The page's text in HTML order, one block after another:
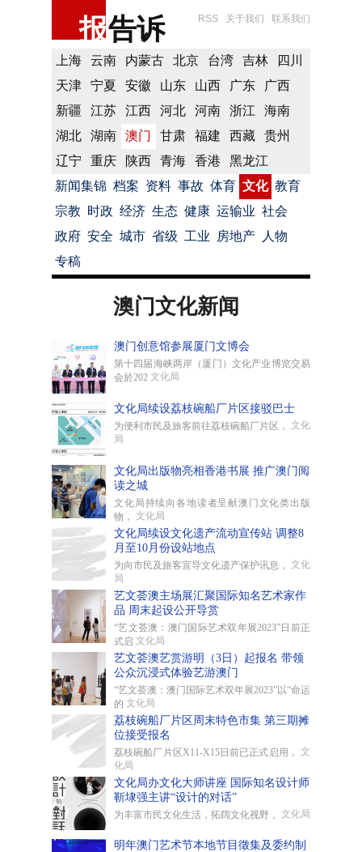
报告诉 RSS 关于我们 联系我们
上海 云南 内蒙古 北京 台湾 吉林
四川
天津
宁夏 安徽 山东 山西 广东
广西
新疆
江苏 江西 河北 河南 浙江
海南
湖北
湖南 澳门 甘肃 福建 西藏
贵州
辽宁
重庆 陕西 青海 香港
黑龙江
新闻集锦 档案 资料 事故 体育 文化 教育
宗教 时政 经济 生态 健康 运输业 社会
政府 安全 城市 省级 工业 房地产
人物
专稿
澳门文化新闻
澳门创意馆参展厦门文博会
第十四届海峡两岸（厦门）文化产业博览交易
会於202 文化局
文化局续设荔枝碗船厂片区接驳巴士
为便利市民及旅客前往荔枝碗船厂片区， 文化
局
文化局出版物亮相香港书展 推广澳门阅
读之城
文化局持续向各地读者呈献澳门文化类出版
物， 文化局
文化局续设文化遗产流动宣传站 调整8
月至10月份设站地点
为向市民及旅客宣导文化遗产保护讯息， 文化
局
艺文荟澳主场展汇聚国际知名艺术家作
品 周末起设公开导赏
“艺文荟澳：澳门国际艺术双年展2023”日前正
式启 文化局
艺文荟澳艺赏游明（3日）起报名 带领
公众沉浸式体验艺游澳门
“艺文荟澳：澳门国际艺术双年展2023”以“命运
的 文化局
荔枝碗船厂片区周末特色市集 第三期摊
位接受报名
荔枝碗船厂片区X11-X15日前已正式启用， 文
化局
文化局办文化大师讲座 国际知名设计师
靳埭强主讲“设计的对话”
为丰富市民文化生活，拓阔文化视野， 文化局
明年澳门艺术节本地节目徵集及委约制